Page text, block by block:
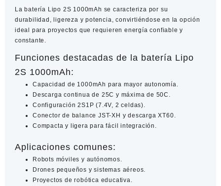
Labatería Lipo 2S 1000mAh se caracteriza por su
durabilidad, ligereza y potencia, convirtiéndose en la opción
ideal para proyectos que requieren energía confiable y
constante.
Funciones destacadas de la batería Lipo
2S 1000mAh:
Capacidad de 1000mAh para mayor autonomía.
Descarga continua de 25C y máxima de 50C.
Configuración 2S1P (7.4V, 2 celdas).
Conector de balance JST-XH y descarga XT60.
Compacta y ligera para fácil integración.
Aplicaciones comunes:
Robots móviles y autónomos.
Drones pequeños y sistemas aéreos.
Proyectos de robótica educativa.